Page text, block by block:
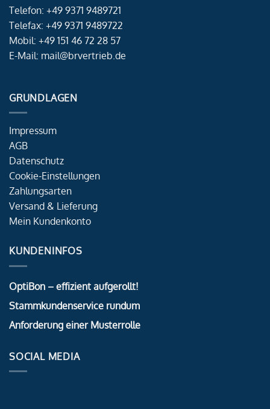
Telefon: +49 9371 9489721
Telefax: +49 9371 9489722
Mobil: +49 151 46 72 28 57
E-Mail: mail@brvertrieb.de
GRUNDLAGEN
Impressum
AGB
Datenschutz
Cookie-Einstellungen
Zahlungsarten
Versand & Lieferung
Mein Kundenkonto
KUNDENINFOS
OptiBon – effizient aufgerollt!
Stammkundenservice rundum
Anforderung einer Musterrolle
SOCIAL MEDIA